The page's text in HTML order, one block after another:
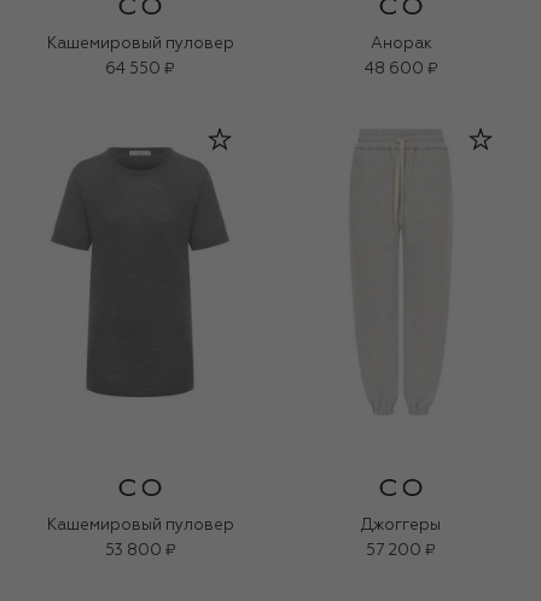
Кашемировый пуловер
64 550 ₽
Анорак
48 600 ₽
Кашемировый пуловер
53 800 ₽
Джоггеры
57 200 ₽